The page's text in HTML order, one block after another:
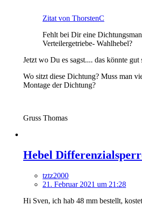
Zitat von ThorstenC
Fehlt bei Dir eine
Verteilergetriebe- Wahlhebel?
Jetzt wo Du es sagst.... das könnte gut
Wo sitzt diese Dichtung? Muss man
Montage der Dichtung?
Gruss Thomas
Hebel
tztz2000
21. Februar 2021 um 21:28
Hi Sven, ich hab 48 mm bestellt,